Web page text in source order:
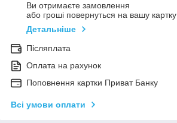
Ви отримаєте замовлення
або гроші повернуться на вашу картку
Детальніше
Післяплата
Оплата на рахунок
Поповнення картки Приват Банку
Всі умови оплати